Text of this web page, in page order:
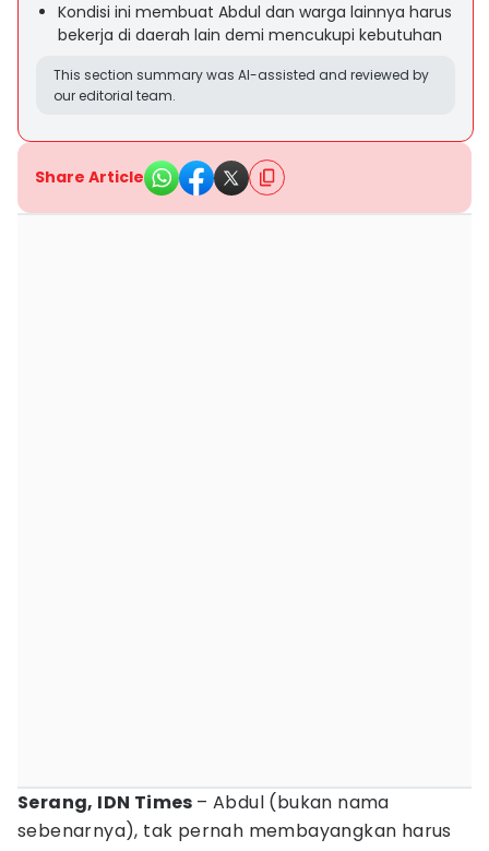
Kondisi ini membuat Abdul dan warga lainnya harus
bekerja di daerah lain demi mencukupi kebutuhan
This section summary was AI-assisted and reviewed by
our editorial team.
Share Article
Serang, IDN Times – Abdul (bukan nama
sebenarnya), tak pernah membayangkan harus